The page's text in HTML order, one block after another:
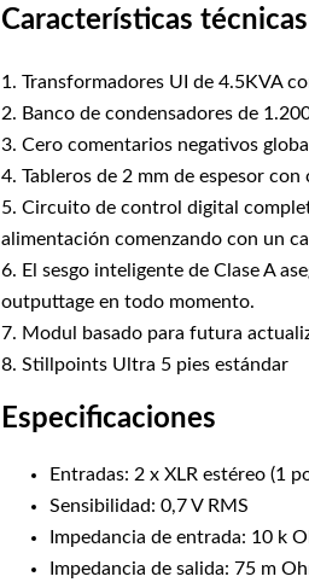
Características
1. Transformadores UI de 4.5KVA
2. Banco de condensadores de
3. Cero comentarios negativos
4. Tableros de 2 mm de espesor
5. Circuito de control digital
alimentación comenzando con un
6. El sesgo inteligente de Clase A
outputtage en todo momento.
7. Modul basado para futura
8. Stillpoints Ultra 5 pies estándar
Especificaciones
Entradas: 2 x XLR estéreo (1
Sensibilidad: 0,7 V RMS
Impedancia de entrada: 10 k
Impedancia de salida: 75 m